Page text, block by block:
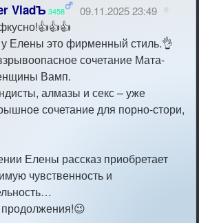
VladЪ3458 09.11.2025 23:49 #
Елены это фирменный стиль.👌
сочетание Мата-
Вамп.
алмазы и секс – уже
сочетание для порно-стори,
Елены рассказ приобретает
чувственность и